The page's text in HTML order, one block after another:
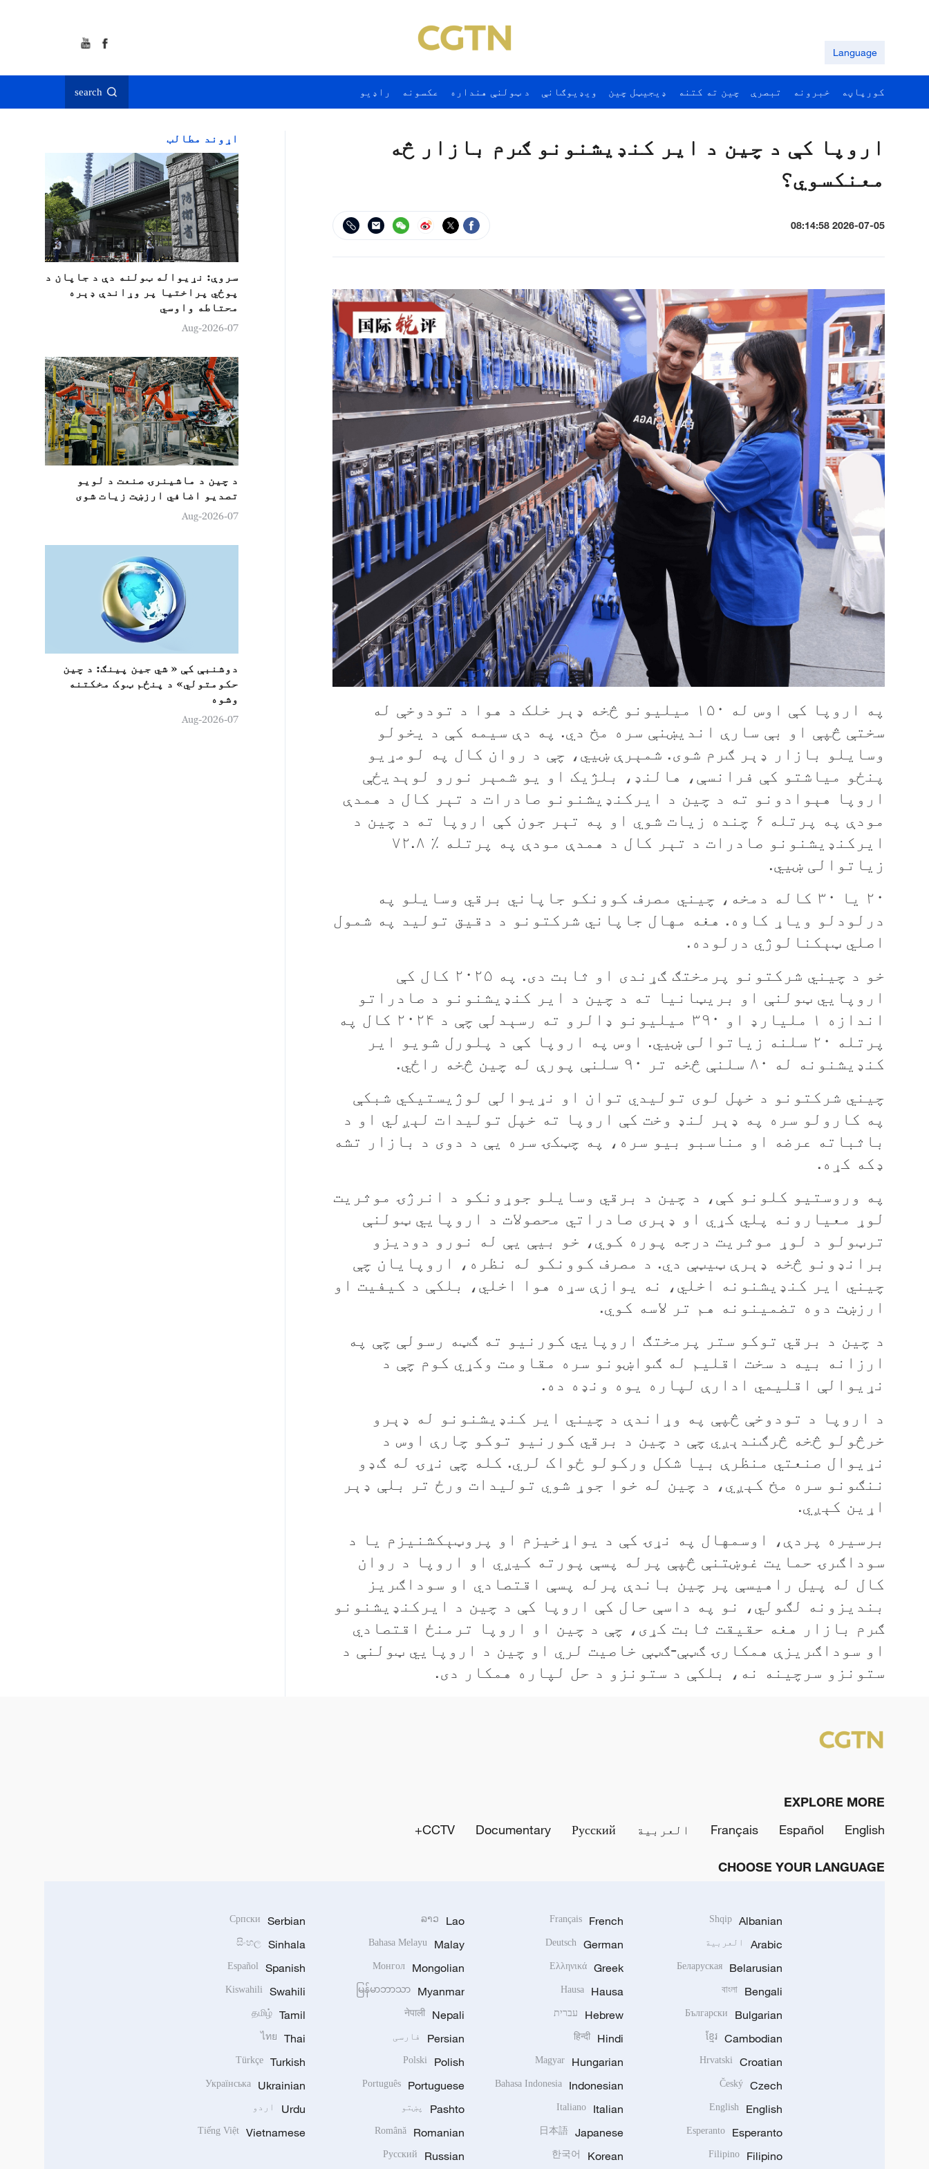
Language
کورپاڼه خبرونه تبصرې چين ته کتنه ډيجيټل چين ويډيوګانې د ټولنې هنداره عکسونه راډيو search
اروپا کې د چین د ایر کنډیشنونو ګرم بازار څه
معنکسوي؟
2026-07-05 08:14:58
په اروپا کې اوس له ۱۵۰ میلیونو څخه ډېر خلک د هوا د تودوخې له
سختې څپې او بې سارې اندیښنې سره مخ دي. په دې سیمه کې د يخولو
وسايلو بازار ډېر ګرم شوی. شمېرې ښيي، چې د روان کال په لومړيو
پنځو مياشتو کې فرانسې، هالنډ، بلژيک او یو شمېر نورو لوېديځې
اروپا هېوادونو ته د چين د ايرکنډيشنونو صادرات د تېر کال د همدې
مودې په پرتله ۶ چنده زيات شوي او په تېر جون کې اروپا ته د چين د
ایرکنډيشنونو صادرات د تېر کال د همدې مودې په پرتله ٪ ۷۲.۸
زیاتوالی ښيي.
۲۰ یا ۳۰ کاله دمخه، چیني مصرف کوونکو جاپاني برقي وسایلو په
درلودلو ویاړ کاوه. هغه مهال جاپاني شرکتونو د دقیق تولید په شمول
اصلي ټېکنالوژي درلوده.
خو د چیني شرکتونو پرمختګ ګړندی او ثابت دی. په ۲۰۲۵ کال کې
اروپايي ټولنې او بریټانیا ته د چین د ایر کنډیشنونو د صادراتو
اندازه ۱ ملیارډ او ۳۹۰ میلیونو ډالرو ته رسېدلې چې د ۲۰۲۴ کال په
پرتله ۲۰ سلنه زیاتوالی ښيي. اوس په اروپا کې د پلورل شويو ایر
کنډیشنونه له ۸۰ سلنې څخه تر ۹۰ سلنې پورې له چین څخه راځي.
چیني شرکتونو د خپل لوی تولیدي توان او نړیوالې لوژیستیکي شبکې
په کارولو سره په ډېر لنډ وخت کې اروپا ته خپل تولیدات لېږلي او د
باثباته عرضه او مناسبو بیو سره، په چټکۍ سره يې د دوی د بازار تشه
ډکه کړه.
په وروستیو کلونو کې، د چین د برقي وسایلو جوړونکو د انرژۍ موثریت
لوړ معیارونه پلي کړي او ډېری صادراتي محصولات د اروپايي ټولنې
ترټولو د لوړ موثریت درجه پوره کوي، خو بیې يې له نورو دودیزو
برانډونو څخه ډېرې ټیټې دي. د مصرف کوونکو له نظره، اروپایان چې
چیني ایر کنډیشنونه اخلي، نه یوازې سړه هوا اخلي، بلکې د کیفیت او
ارزښت دوه تضمینونه هم تر لاسه کوي.
د چین د برقي توکو ستر پرمختګ اروپايي کورنیو ته ګټه رسولې چې په
ارزانه بیه د سخت اقلیم له ګواښونو سره مقاومت وکړي کوم چې د
نړیوالې اقلیمي ادارې لپاره یوه ونډه ده.
د اروپا د تودوخې څپې په وړاندې د چیني ایر کنډیشنونو له ډېرو
خرڅولو څخه څرګندېږي چې د چین د برقي کورنیو توکو چارې اوس د
نړیوال صنعتي منظرې بیا شکل ورکولو ځواک لري. کله چې نړۍ له ګډو
ننګونو سره مخ کېږي، د چین له خوا جوړ شوي تولیدات ورځ تر بلې ډېر
اړین کېږي.
برسيره پردې، اوسمهال په نړۍ کې د يواړخيزم او پروټېکشنيزم يا د
سوداګرۍ حمایت غوښتنې څپې پرله پسې پورته کيږي او اروپا د روان
کال له پیل راهیسې پر چين باندې پرله پسې اقتصادي او سوداګريز
بنديزونه لګولي، نو په داسې حال کې اروپا کې د چين د ايرکنډیشنونو
ګرم بازار هغه حقیقت ثابت کړی، چې د چين او اروپا ترمنځ اقتصادي
او سوداګريزې همکارۍ ګټې-ګټې خاصيت لري او چين د اروپايي ټولنې د
ستونزو سرچينه نه، بلکې د ستونزو د حل لپاره همکار دی.
اړوند مطالب
سروې: نړیواله ټولنه دې د جاپان د
پوځي پراختیا پر وړاندې ډېره
محتاطه واوسي
07-Aug-2026
د چین د ماشینرۍ صنعت د لويو
تصدیو اضافي ارزښت زيات شوی
07-Aug-2026
دوشنبې کې « شي جين پینګ: د چين
حکومتولي» د پنځم ټوک مخکتنه
وشوه
07-Aug-2026
EXPLORE MORE
English
Español
Français العربية Русский
Documentary
CCTV+
CHOOSE YOUR LANGUAGE
Albanian
Shqip
Arabic العربية
Belarusian
Беларуская
Bengali
বাংলা
Bulgarian
Български
Cambodian
ខ្មែរ
Croatian
Hrvatski
Czech
Český
English
English
Esperanto
Esperanto
Filipino
Filipino
French
Français
German
Deutsch
Greek
Ελληνικά
Hausa
Hausa
Hebrew עברית
Hindi
हिन्दी
Hungarian
Magyar
Indonesian
Bahasa Indonesia
Italian
Italiano
Japanese
日本語
Korean
한국어
Lao
ລາວ
Malay
Bahasa Melayu
Mongolian
Монгол
Myanmar
မြန်မာဘာသာ
Nepali
नेपाली
Persian فارسی
Polish
Polski
Portuguese
Português
Pashto پښتو
Romanian
Română
Russian
Русский
Serbian
Српски
Sinhala
සිංහල
Spanish
Español
Swahili
Kiswahili
Tamil
தமிழ்
Thai
ไทย
Turkish
Türkçe
Ukrainian
Українська
Urdu اردو
Vietnamese
Tiếng Việt